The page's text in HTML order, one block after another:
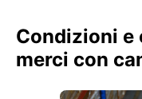
Condizioni
merci con